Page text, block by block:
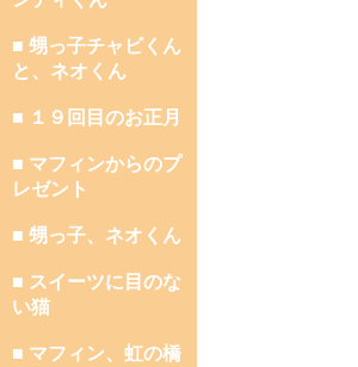
■ 甥っ子チャビくん
と、ネオくん
■ １９回目のお正月
■ マフィンからのプ
レゼント
■ 甥っ子、ネオくん
■ スイーツに目のな
い猫
■ マフィン、虹の橋